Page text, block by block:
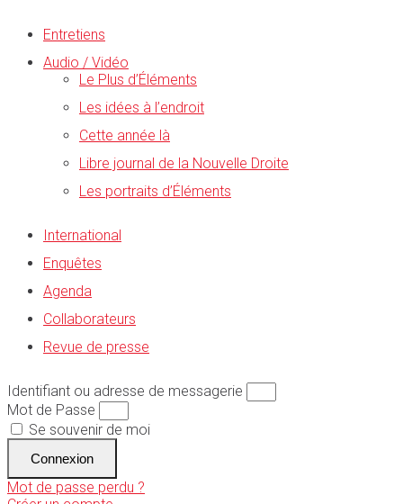
Entretiens
Audio / Vidéo
Le Plus d’Éléments
Les idées à l’endroit
Cette année là
Libre journal de la Nouvelle Droite
Les portraits d’Éléments
International
Enquêtes
Agenda
Collaborateurs
Revue de presse
Identifiant ou adresse de messagerie
Mot de Passe
Se souvenir de moi
Connexion
Mot de passe perdu ?